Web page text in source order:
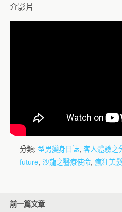
介影片
分類: 型男變身日誌, 客人體驗之
future, 沙龍之醫療使命, 瘋狂美
前一篇文章